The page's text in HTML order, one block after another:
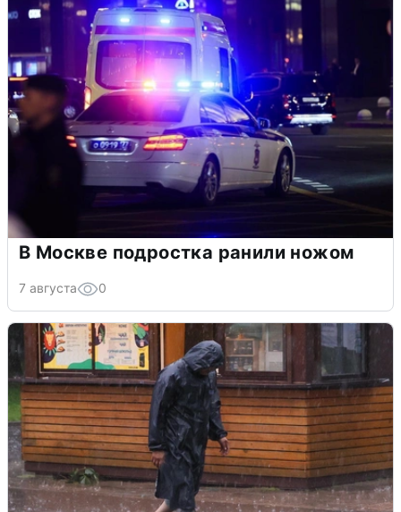
В Москве подростка ранили ножом
7 августа 0